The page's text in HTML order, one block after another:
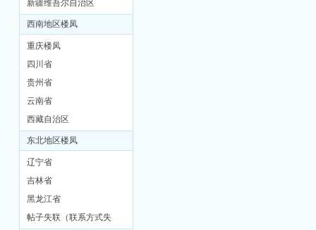
新疆维吾尔自治区
西南地区楼凤
重庆楼凤
四川省
贵州省
云南省
西藏自治区
东北地区楼凤
辽宁省
吉林省
黑龙江省
帖子失联（联系方式失